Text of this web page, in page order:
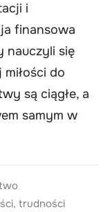
i
finansowa
nauczyli się
do
są ciągłe, a
samym w
, trudności